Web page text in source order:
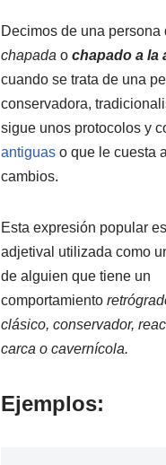
Decimos de una persona
chapada o chapado a la
cuando se trata de una
conservadora,
sigue unos protocolos y
antiguaso que le cuesta
cambios.
Esta expresión popular
adjetival utilizada como
de alguien que tiene un
comportamiento
clásico, conservador,
carca o cavernícola.
Ejemplos: